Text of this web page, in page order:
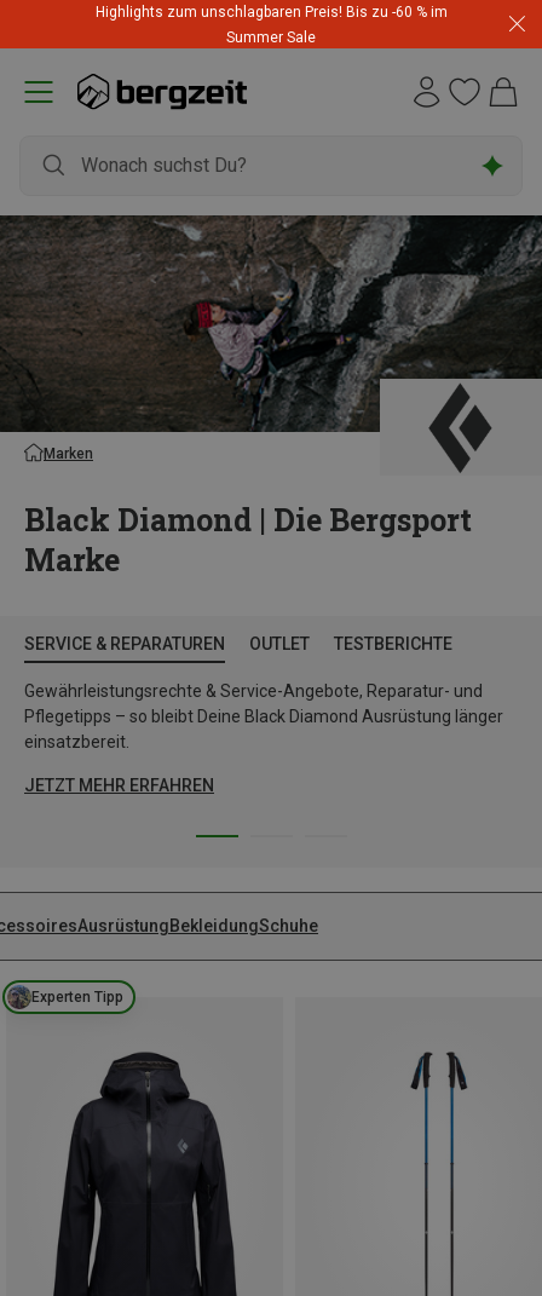
Highlights zum unschlagbaren Preis! Bis zu -60 % im
Summer Sale
Marken
Black Diamond | Die Bergsport
Marke
SERVICE & REPARATUREN OUTLET TESTBERICHTE
Gewährleistungsrechte & Service-Angebote, Reparatur- und
Pflegetipps – so bleibt Deine Black Diamond Ausrüstung länger
einsatzbereit.
JETZT MEHR ERFAHREN
AusrüstungBekleidungSchuhe
Experten Tipp